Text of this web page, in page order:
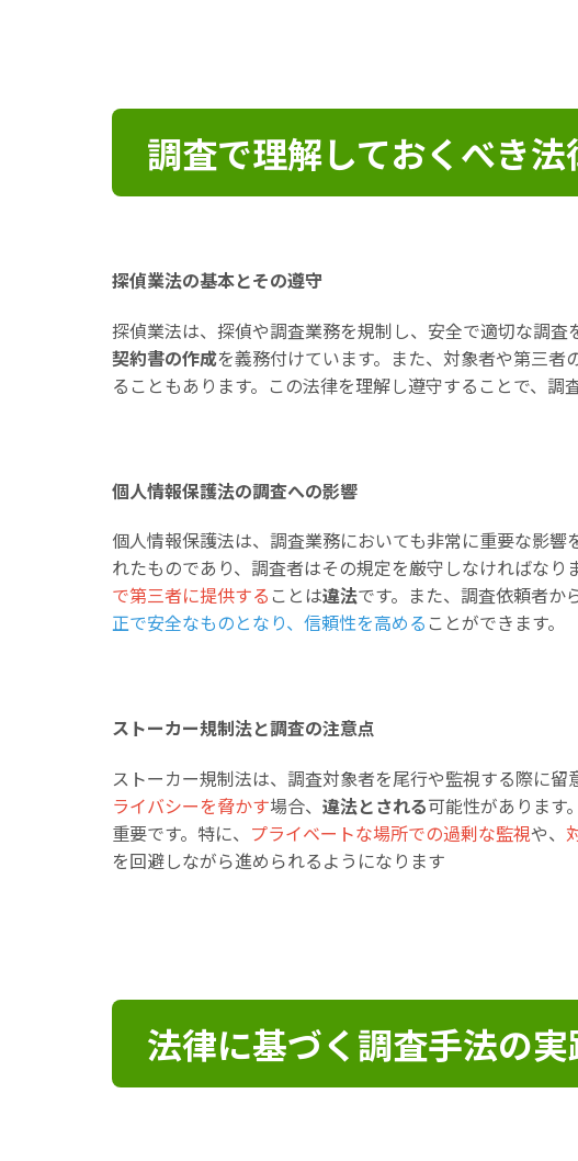
調査で理解しておくべき法
探偵業法の基本とその遵守
探偵業法は、探偵や調査業務を規制し、安全で適切な調査
契約書の作成を義務付けています。また、対象者や第三者
ることもあります。この法律を理解し遵守することで、
個人情報保護法の調査への影響
個人情報保護法は、調査業務においても非常に重要な影
れたものであり、調査者はその規定を厳守しなければな
で第三者に提供する ことは違法です。また、調査依頼者か
正で安全なものとなり、信頼性を高める ことができます。
ストーカー規制法と調査の注意点
ストーカー規制法は、調査対象者を尾行や監視する際に
ライバシーを脅かす場合、 違法とされる可能性があります
重要です。特に、 プライベートな場所での過剰な監視や、
を回避しながら進められるようになります
法律に基づく調査手法の実